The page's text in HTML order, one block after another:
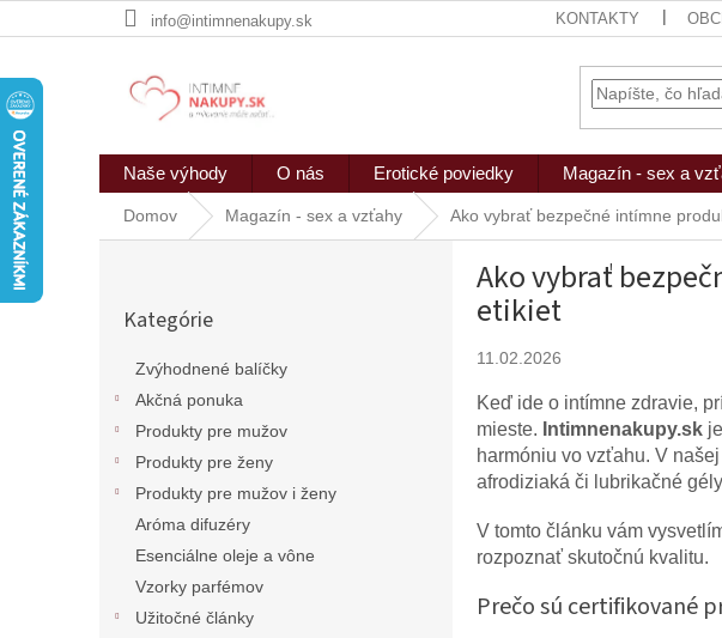
na
info@intimnenakupy.sk KONTAKTY
Naše výhody O nás Erotické poviedky Magazín - sex a
Domov Magazín - sex a vzťahy Ako vybrať bezpečné intímne
kategórie
Kategórie
Zvýhodnené balíčky
Akčná ponuka
Produkty pre mužov
Produkty pre ženy
Produkty pre mužov i ženy
Aróma difuzéry
Esenciálne oleje a vône
Vzorky parfémov
Užitočné články
Ako vybrať
etikiet
11.02.2026
Keď ide o intímne zdravie,
mieste. Intimnenakupy.sk
harmóniu vo vzťahu. V
afrodiziaká či lubrikačné
V tomto článku vám
rozpoznať skutočnú kvalitu.
Prečo sú certifikované